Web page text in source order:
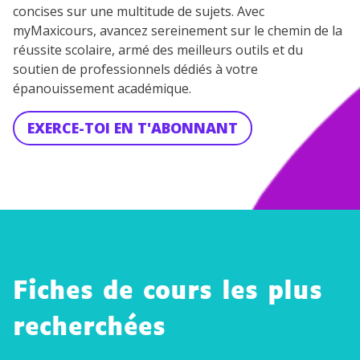
concises sur une multitude de sujets. Avec
myMaxicours, avancez sereinement sur le chemin de la
réussite scolaire, armé des meilleurs outils et du
soutien de professionnels dédiés à votre
épanouissement académique.
EXERCE-TOI EN T'ABONNANT
Fiches de cours les plus
recherchées